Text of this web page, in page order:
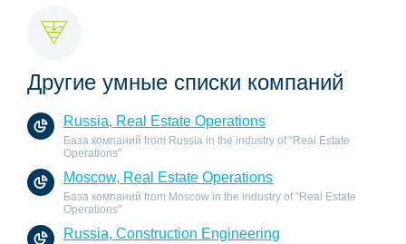
Другие умные списки компаний
Russia, Real Estate Operations
База компаний from Russia in the industry of "Real Estate
Operations"
Moscow, Real Estate Operations
База компаний from Moscow in the industry of "Real Estate
Operations"
Russia, Construction Engineering